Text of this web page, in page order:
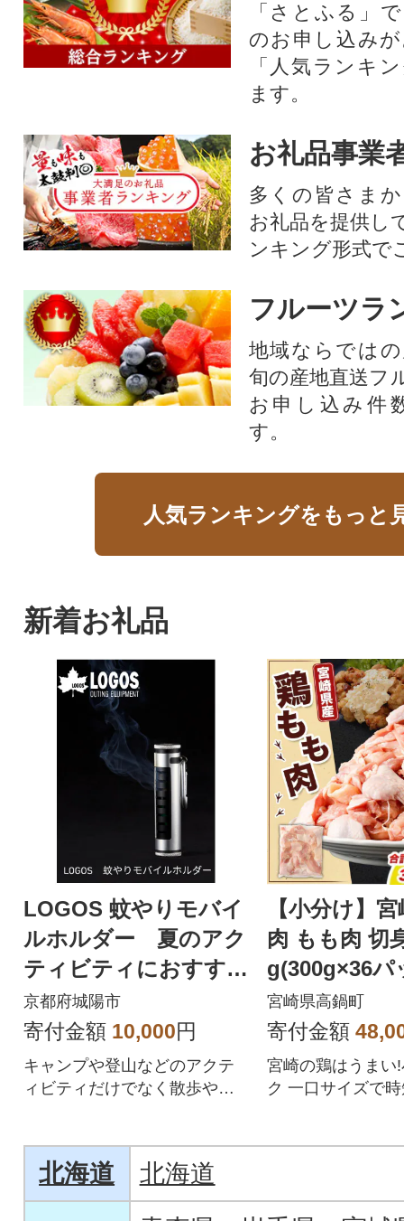
「さとふる」
のお申し込み
「人気ランキ
ます。
お礼品事業
多くの皆さま
お礼品を提供し
ンキング形式で
フルーツラ
地域ならでは
旬の産地直送フ
お申し込み件
す。
人気ランキングをもっと
新着お礼品
LOGOS 蚊やりモバイ
ルホルダー 夏のアク
ティビティにおすす
め! 83200402
京都府城陽市
寄付金額 10,000円
キャンプや登山などのアクテ
ィビティだけでなく散歩やガ
【小分け】
肉 もも肉 切
g(300g×36パ
鍋町)
宮崎県高鍋町
寄付金額
宮崎の鶏はうまい
ク 一口サイズで
北海道
北海道